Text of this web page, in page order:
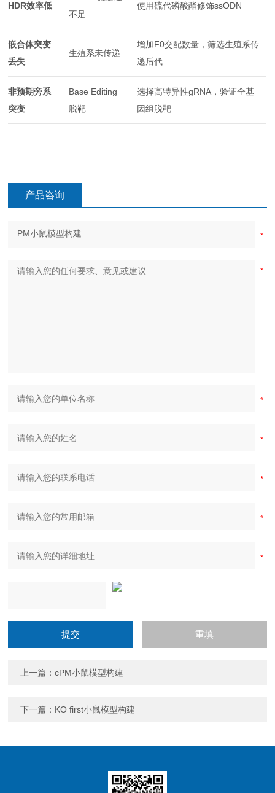
HDR效率低
不足
使用硫代磷酸酯修饰ssODN
嵌合体突变
丢失
生殖系未传递
增加F0交配数量，筛选生殖系传
递后代
非预期旁系
突变
Base Editing
脱靶
选择高特异性gRNA，验证全基
因组脱靶
产品咨询
上一篇：cPM小鼠模型构建
下一篇： KO first小鼠模型构建